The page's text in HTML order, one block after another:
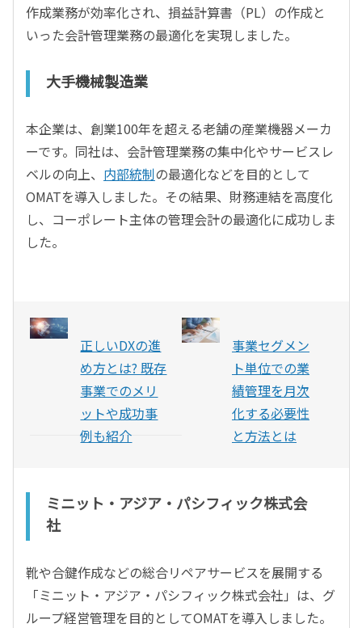
作成業務が効率化され、損益計算書（PL）の作成と
いった会計管理業務の最適化を実現しました。
大手機械製造業
本企業は、創業100年を超える老舗の産業機器メーカ
ーです。 同社は、会計管理業務の集中化やサービスレ
ベルの向上、 内部統制の最適化などを目的として
OMATを導入しました。その結果、財務連結を高度化
し、コーポレート主体の管理会計の最適化に成功しま
した。
正しいDXの進
め方とは? 既存
事業でのメリ
ットや成功事
例も紹介
事業セグメン
ト単位での業
績管理を月次
化する必要性
と方法とは
ミニット・アジア・パシフィック株式会
社
靴や合鍵作成などの総合リペアサービスを展開する
「ミニット・アジア・パシフィック株式会社」は、グ
ループ経営管理を目的としてOMATを導入しました。